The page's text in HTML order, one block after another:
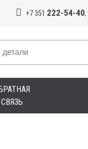
+7 351 222-54-40,
СВЯЗЬ